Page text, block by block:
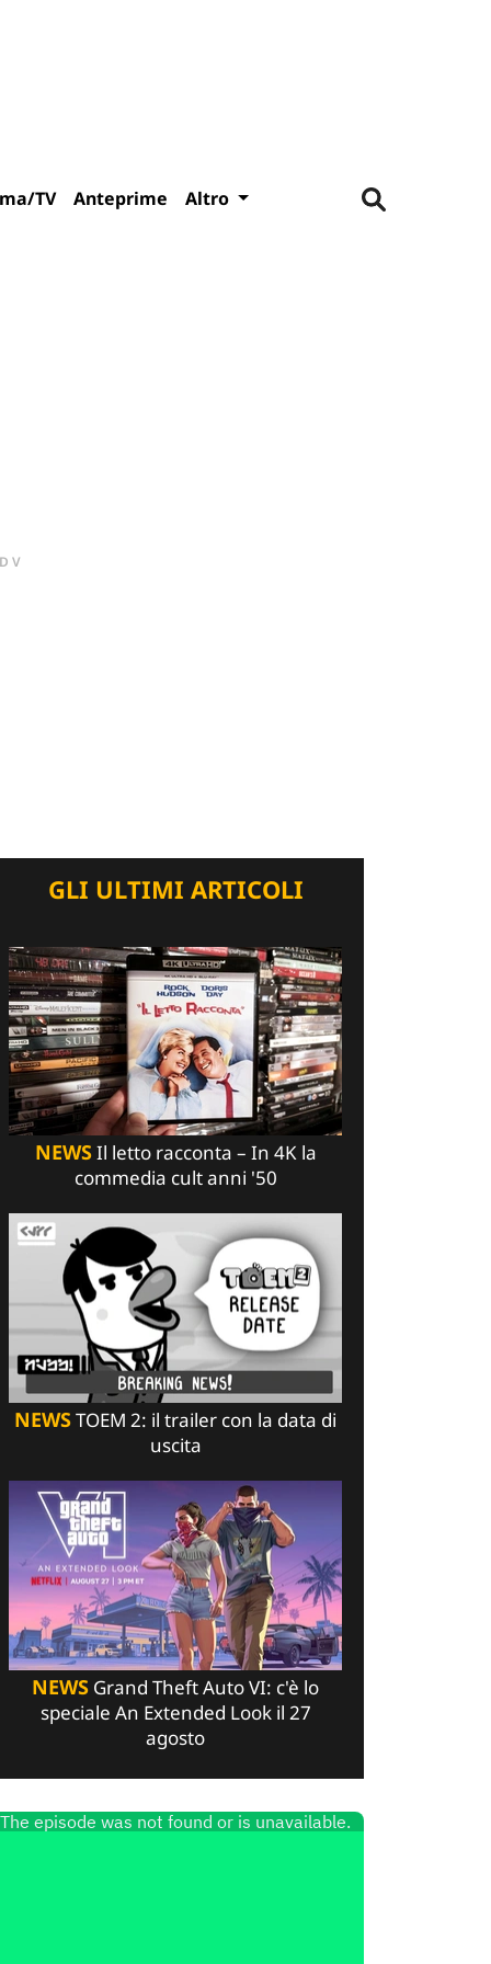
TV Anteprime Altro
GLI ULTIMI ARTICOLI
NEWSIl letto racconta – In 4K la
commedia cult anni '50
NEWSTOEM 2: il trailer con la data di
uscita
NEWS Grand Theft Auto VI: c'è lo
speciale An Extended Look il 27
agosto